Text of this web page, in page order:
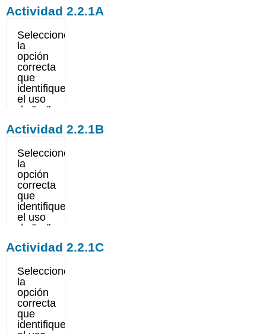
Actividad 2.2.1A
Actividad 2.2.1B
Actividad 2.2.1C